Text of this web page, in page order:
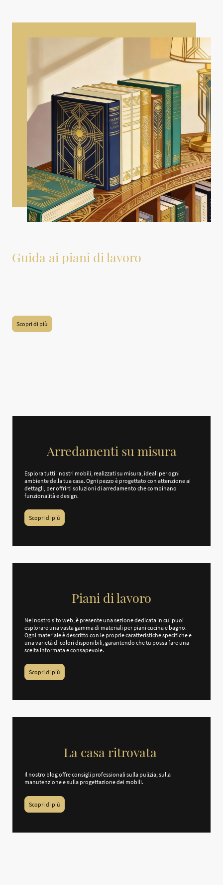
Guida ai piani di lavoro
Scopri di più
Arredamenti su misura
Esplora tutti i nostri mobili, realizzati su misura, ideali per ogni
ambiente della tua casa. Ogni pezzo è progettato con attenzione ai
dettagli, per offrirti soluzioni di arredamento che combinano
funzionalità e design.
Scopri di più
Piani di lavoro
Nel nostro sito web, è presente una sezione dedicata in cui puoi
esplorare una vasta gamma di materiali per piani cucina e bagno.
Ogni materiale è descritto con le proprie caratteristiche specifiche e
una varietà di colori disponibili, garantendo che tu possa fare una
scelta informata e consapevole.
Scopri di più
La casa ritrovata
Il nostro blog offre consigli professionali sulla pulizia, sulla
manutenzione e sulla progettazione dei mobili.
Scopri di più